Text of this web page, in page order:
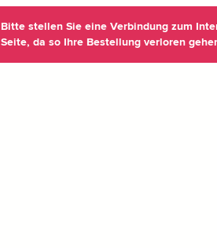
Bitte stellen Sie eine Verbindung zum
Seite, da so Ihre Bestellung verloren